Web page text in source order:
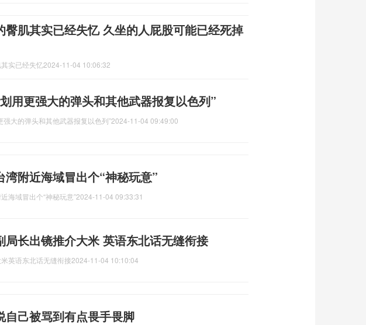
臀肌其实已经失忆 久坐的人屁股可能已经死掉
实已经失忆2024-11-04 10:06:32
用更强大的弹头和其他武器报复以色列”
强大的弹头和其他武器报复以色列”2024-11-04 09:49:00
湾附近海域冒出个“神秘玩意”
海域冒出个“神秘玩意”2024-11-04 09:33:31
局长出镜推介大米 英语东北话无缝衔接
英语东北话无缝衔接2024-11-04 10:10:04
自己被骂到有点畏手畏脚